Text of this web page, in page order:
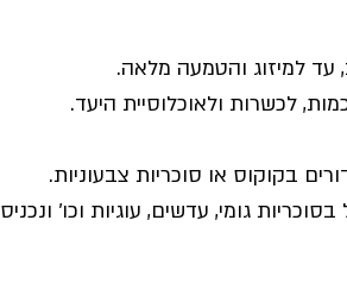
עד למיזוג והטמעה מלאה.
לכשרות ולאוכלוסיית היעד.
בקוקוס או סוכריות צבעוניות.
גומי, עדשים, עוגיות וכו׳ ונכניס